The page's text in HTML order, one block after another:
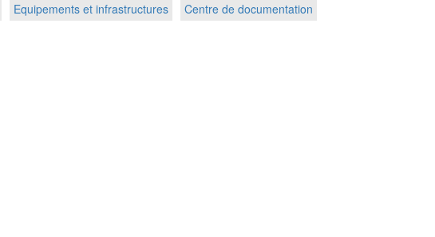
Equipements et infrastructures
Centre de documentation